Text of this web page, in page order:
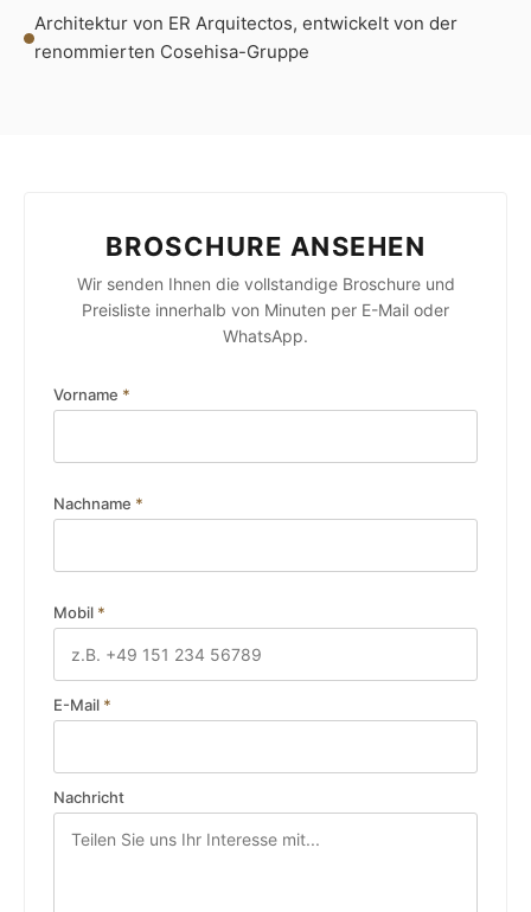
Architektur von ER Arquitectos, entwickelt von der
renommierten Cosehisa-Gruppe
BROSCHURE ANSEHEN
Wir senden Ihnen die vollstandige Broschure und
Preisliste innerhalb von Minuten per E-Mail oder
WhatsApp.
Vorname *
Nachname *
Mobil *
E-Mail *
Nachricht